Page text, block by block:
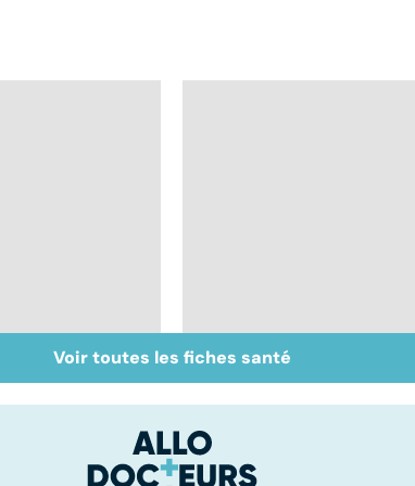
sur les
Inflammation des
amygdales : que faire
Voir toutes les fiches santé